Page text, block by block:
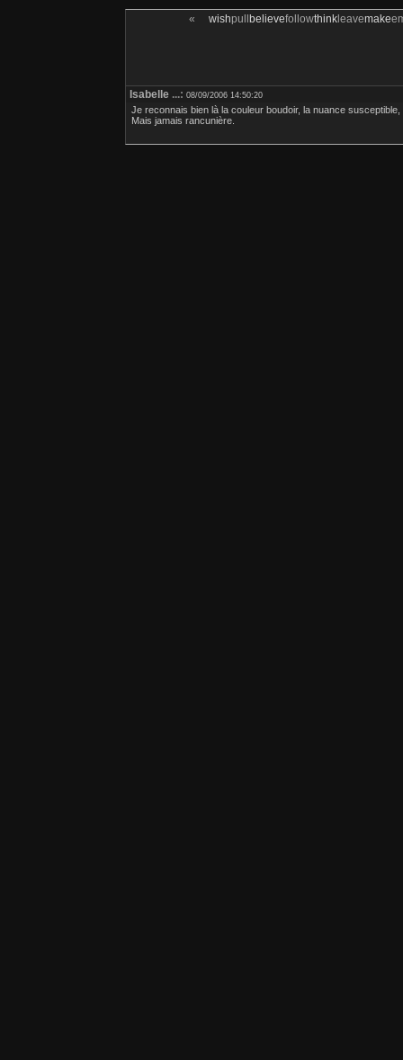
« wishpull believefollowthinkleavemake
Isabelle ...: 08/09/2006 14:50:20
Je reconnais bien là la couleur boudoir, la nuance
Mais jamais rancunière.